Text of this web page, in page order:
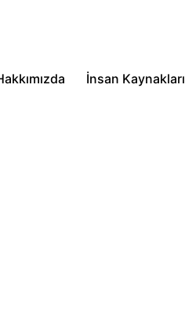
İnsan Kaynakları